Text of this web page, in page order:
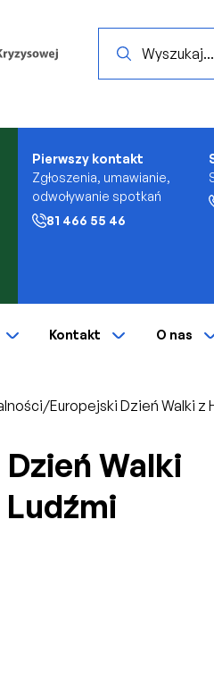
Pierwszy kontakt
Zgłoszenia, umawianie,
odwoływanie spotkań
81 466 55 46
Kontakt O nas
/Europejski Dzień Walki z
Walki